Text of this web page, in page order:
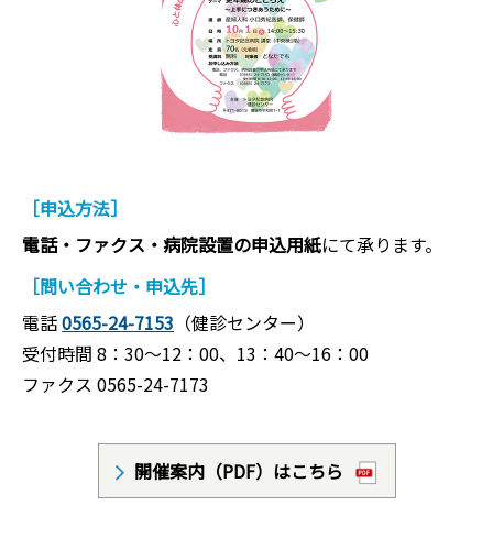
［申込方法］
電話・ファクス・病院設置の申込用紙にて承ります。
［問い合わせ・申込先］
電話0565-24-7153 （健診センター）
受付時間 8：30〜12：00、13：40〜16：00
ファクス 0565-24-7173
開催案内（PDF）はこちら